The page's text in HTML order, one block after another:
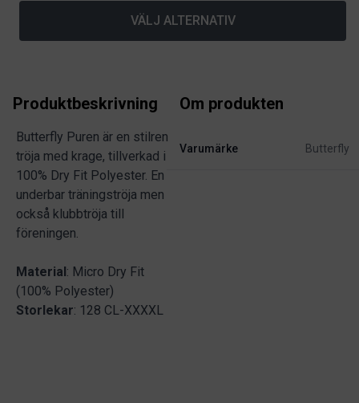
VÄLJ ALTERNATIV
Produktbeskrivning
Butterfly Puren är en stilren
tröja med krage, tillverkad i
100% Dry Fit Polyester. En
underbar träningströja men
också klubbtröja till
föreningen.
Material: Micro Dry Fit
(100% Polyester)
Storlekar: 128 CL-XXXXL
Om produkten
Varumärke Butterfly